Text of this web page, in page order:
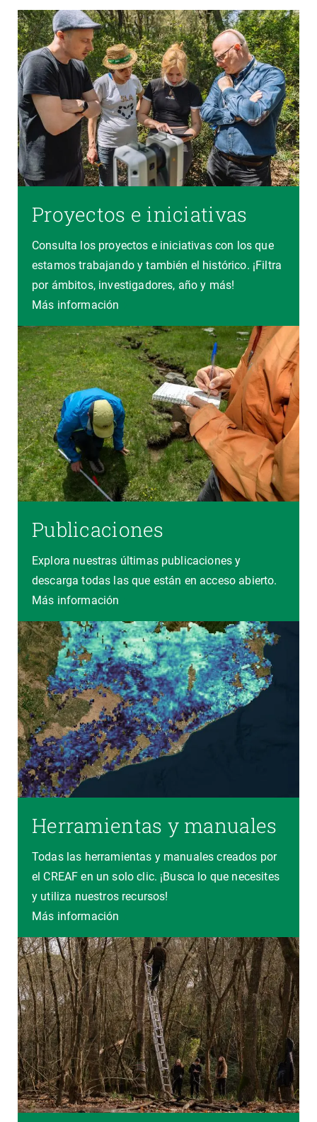
Proyectos e iniciativas
Consulta los proyectos e iniciativas con los que
estamos trabajando y también el histórico. ¡Filtra
por ámbitos, investigadores, año y más!
Más información
Publicaciones
Explora nuestras últimas publicaciones y
descarga todas las que están en acceso abierto.
Más información
Herramientas y manuales
Todas las herramientas y manuales creados por
el CREAF en un solo clic. ¡Busca lo que necesites
y utiliza nuestros recursos!
Más información